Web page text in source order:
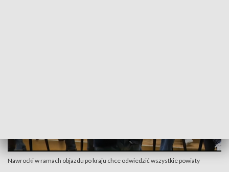
Nawrocki w ramach objazdu po kraju chce odwiedzić wszystkie powiaty